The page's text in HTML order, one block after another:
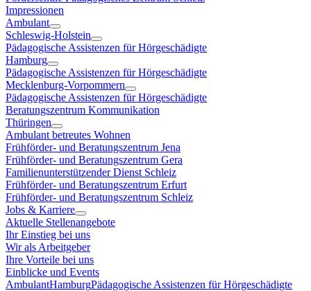
Impressionen
Ambulant
Schleswig-Holstein
Pädagogische Assistenzen für Hörgeschädigte
Hamburg
Pädagogische Assistenzen für Hörgeschädigte
Mecklenburg-Vorpommern
Pädagogische Assistenzen für Hörgeschädigte
Beratungszentrum Kommunikation
Thüringen
Ambulant betreutes Wohnen
Frühförder- und Beratungszentrum Jena
Frühförder- und Beratungszentrum Gera
Familienunterstützender Dienst Schleiz
Frühförder- und Beratungszentrum Erfurt
Frühförder- und Beratungszentrum Schleiz
Jobs & Karriere
Aktuelle Stellenangebote
Ihr Einstieg bei uns
Wir als Arbeitgeber
Ihre Vorteile bei uns
Einblicke und Events
AmbulantHamburgPädagogische Assistenzen für Hörgeschädigte